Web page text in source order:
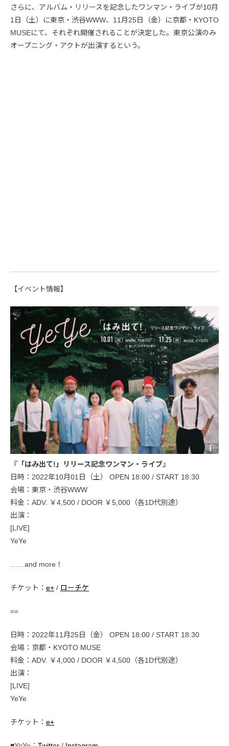
さらに、アルバム・リリースを記念したワンマン・ライブが10月
1日（土）に東京・渋谷WWW、11月25日（金）に京都・KYOTO
MUSEにて、それぞれ開催されることが決定した。東京公演のみ
オープニング・アクトが出演するという。
【イベント情報】
『「はみ出て!」リリース記念ワンマン・ライブ』
日時：2022年10月01日（土） OPEN 18:00 / START 18:30
会場：東京・渋谷WWW
料金：ADV. ￥4,500 / DOOR ￥5,000（各1D代別途）
出演：
[LIVE]
YeYe
……and more！
チケット： e+ / ローチケ
==
日時：2022年11月25日（金） OPEN 18:00 / START 18:30
会場：京都・KYOTO MUSE
料金：ADV. ￥4,000 / DOOR ￥4,500（各1D代別途）
出演：
[LIVE]
YeYe
チケット： e+